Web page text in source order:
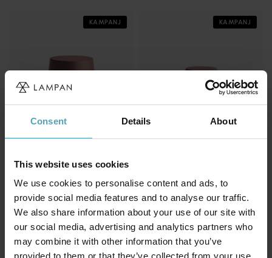
Consent Details About
This website uses cookies
We use cookies to personalise content and ads, to
provide social media features and to analyse our traffic.
We also share information about your use of our site with
our social media, advertising and analytics partners who
may combine it with other information that you’ve
provided to them or that they’ve collected from your use
KAMPANJ
UNISON
No cable 24cm portabel
207 kr
Rek. 259 kr
KAMPANJ
UNISON
No cable 16cm portabel
100 kr
Rek. 199 kr